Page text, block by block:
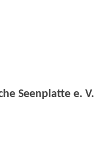
Seenplatte e. V.